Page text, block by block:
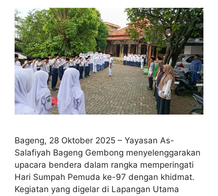
Bageng, 28 Oktober 2025 – Yayasan As-
Salafiyah Bageng Gembong menyelenggarakan
upacara bendera dalam rangka memperingati
Hari Sumpah Pemuda ke-97 dengan khidmat.
Kegiatan yang digelar di Lapangan Utama